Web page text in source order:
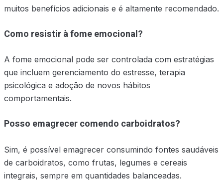
muitos benefícios adicionais e é altamente recomendado.
Como resistir à fome emocional?
A fome emocional pode ser controlada com estratégias
que incluem gerenciamento do estresse, terapia
psicológica e adoção de novos hábitos
comportamentais.
Posso emagrecer comendo carboidratos?
Sim, é possível emagrecer consumindo fontes saudáveis
de carboidratos, como frutas, legumes e cereais
integrais, sempre em quantidades balanceadas.